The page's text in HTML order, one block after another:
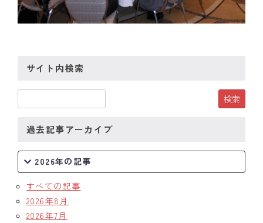
組織図
クラブの歴史
記念誌
案内
リンク集
サイト内検索
過去記事アーカイブ
2026年の記事
すべての記事
2026年8月
2026年7月